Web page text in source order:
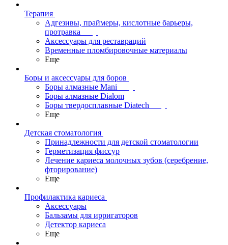
Терапия
Адгезивы, праймеры, кислотные барьеры,
протравка
Аксессуары для реставраций
Временные пломбировочные материалы
Еще
Боры и аксессуары для боров
Боры алмазные Mani
Боры алмазные Dialom
Боры твердосплавные Diatech
Еще
Детская стоматология
Принадлежности для детской стоматологии
Герметизация фиссур
Лечение кариеса молочных зубов (серебрение,
фторирование)
Еще
Профилактика кариеса
Аксессуары
Бальзамы для ирригаторов
Детектор кариеса
Еще